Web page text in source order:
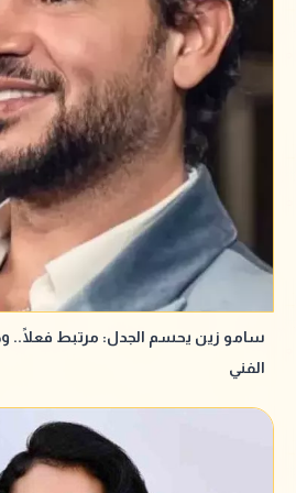
سامو زين يحسم الجدل: مرتبط فعلًا..
الفني